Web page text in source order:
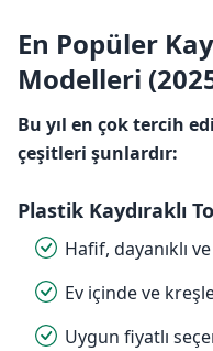
En Popüler
Modelleri
Bu yıl en çok tercih
çeşitleri şunlardır:
Plastik Kaydıraklı
Hafif, dayanıklı
Ev içinde ve
Uygun fiyatlı